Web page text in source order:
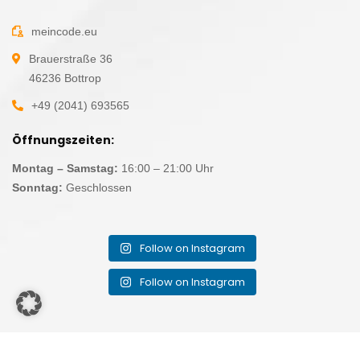
meincode.eu
Brauerstraße 36
46236 Bottrop
+49 (2041) 693565
Öffnungszeiten:
Montag – Samstag: 16:00 – 21:00 Uhr
Sonntag: Geschlossen
Follow on Instagram
Follow on Instagram